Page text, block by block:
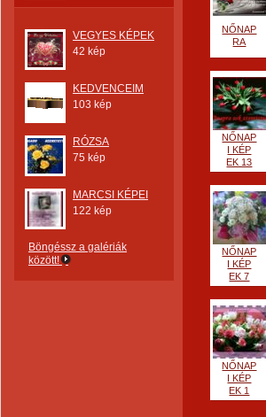
VEGYES KÉPEK
42 kép
KEDVENCEIM
103 kép
RÓZSA
75 kép
MARCSI KÉPEI
122 kép
Böngéssz a galériák
között!
NŐNAP
RA
NŐNAP
I KÉP
EK 13
NŐNAP
I KÉP
EK 7
NŐNAP
I KÉP
EK 1